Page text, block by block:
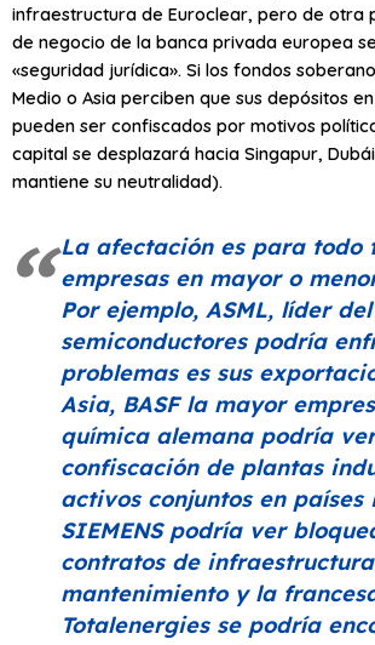
infraestructura de Euroclear, pero de otra
de negocio de la banca privada europea
«seguridad jurídica». Si los fondos
Medio o Asia perciben que sus depósitos
pueden ser confiscados por motivos
capital se desplazará hacia Singapur,
mantiene su neutralidad).
La afectación es para todo
empresas en mayor o
Por ejemplo, ASML, líder
semiconductores podría
problemas es sus
Asia, BASF la mayor
química alemana podría
confiscación de plantas
activos conjuntos en países
SIEMENS podría ver
contratos de
mantenimiento y la
Totalenergies se podría